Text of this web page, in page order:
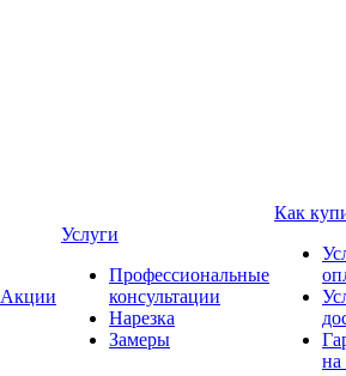
Акции
Услуги
Профессиональные
консультации
Нарезка
Замеры
Как
на